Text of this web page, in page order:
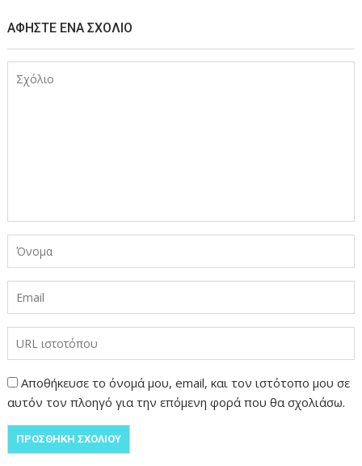
ΑΦΉΣΤΕ ΈΝΑ ΣΧΌΛΙΟ
Αποθήκευσε το όνομά μου, email, και τον ιστότοπο μου σε
αυτόν τον πλοηγό για την επόμενη φορά που θα σχολιάσω.